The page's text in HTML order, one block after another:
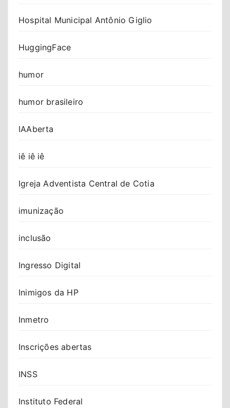
Hospital Municipal Antônio Giglio
HuggingFace
humor
humor brasileiro
IAAberta
iê iê iê
Igreja Adventista Central de Cotia
imunização
inclusão
Ingresso Digital
Inimigos da HP
Inmetro
Inscrições abertas
INSS
Instituto Federal